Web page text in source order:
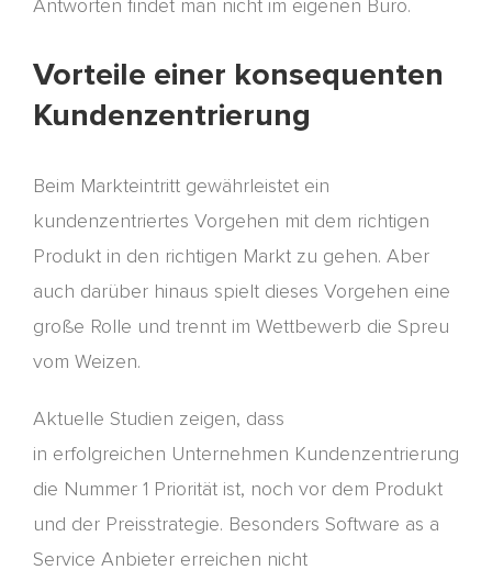
Antworten findet man nicht im eigenen Büro.
Vorteile einer konsequenten
Kundenzentrierung
Beim Markteintritt gewährleistet ein
kundenzentriertes Vorgehen mit dem richtigen
Produkt in den richtigen Markt zu gehen. Aber
auch darüber hinaus spielt dieses Vorgehen eine
große Rolle und trennt im Wettbewerb die Spreu
vom Weizen.
Aktuelle Studien zeigen, dass
in erfolgreichen Unternehmen Kundenzentrierung
die Nummer 1 Priorität ist, noch vor dem Produkt
und der Preisstrategie. Besonders Software as a
Service Anbieter erreichen nicht